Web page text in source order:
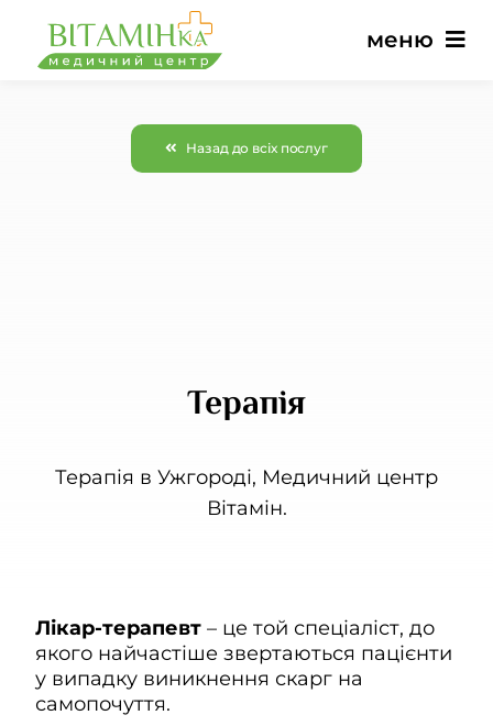
вмісту
меню
Головна
Відгуки
Новини
Назад до всіх послуг
Терапія
Терапія в Ужгороді, Медичний центр
Вітамін.
Лікар-терапевт– це той спеціаліст, до
якого найчастіше звертаються пацієнти
у випадку виникнення скарг на
самопочуття.